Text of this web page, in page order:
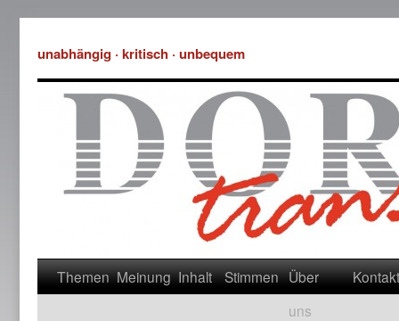
unabhängig · kritisch · unbequem
Themen Meinung Inhalt Stimmen Über
uns
Kontakt